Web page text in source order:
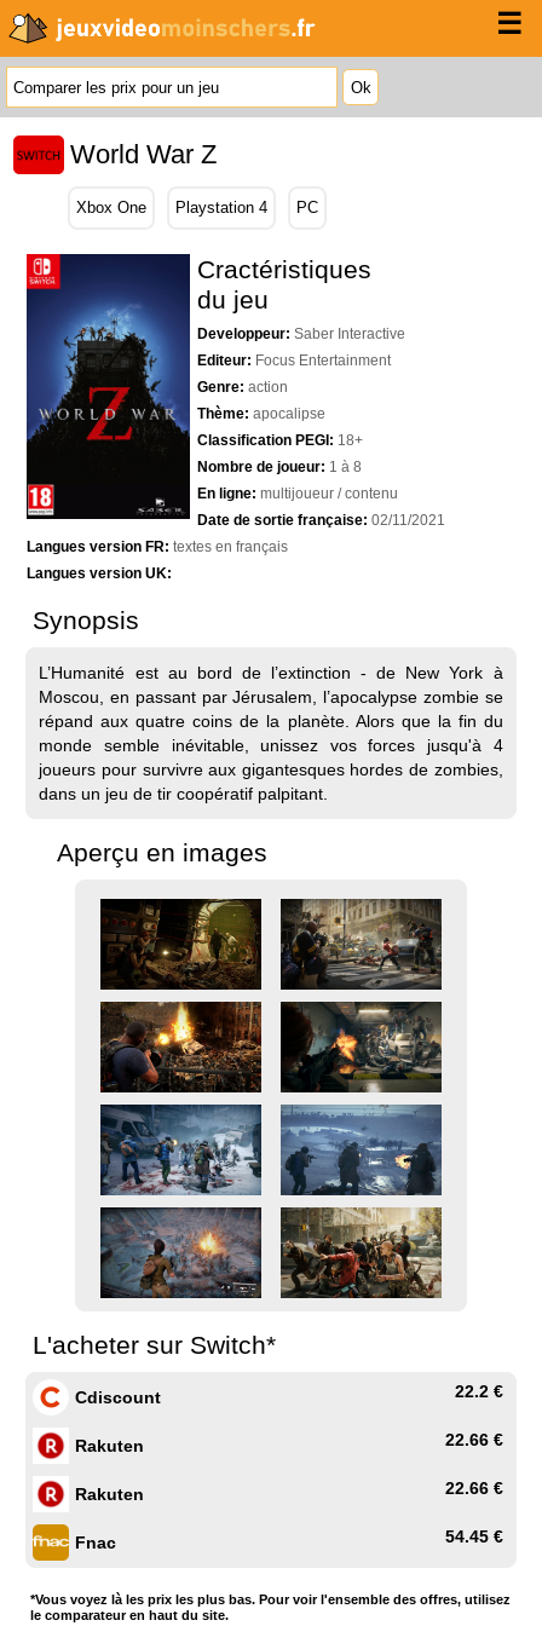
☰
World War Z
Xbox One Playstation 4 PC
Cractéristiques
du jeu
Developpeur: Saber Interactive
Editeur: Focus Entertainment
Genre: action
Thème: apocalipse
Classification PEGI: 18+
Nombre de joueur: 1 à 8
En ligne: multijoueur / contenu
Date de sortie française: 02/11/2021
Langues version FR: textes en français
Langues version UK:
Synopsis
L’Humanité est au bord de l’extinction - de New York à
Moscou, en passant par Jérusalem, l’apocalypse zombie se
répand aux quatre coins de la planète. Alors que la fin du
monde semble inévitable, unissez vos forces jusqu'à 4
joueurs pour survivre aux gigantesques hordes de zombies,
dans un jeu de tir coopératif palpitant.
Aperçu en images
L'acheter sur Switch*
Cdiscount 22.2 €
Rakuten 22.66 €
Rakuten 22.66 €
Fnac 54.45 €
*Vous voyez là les prix les plus bas. Pour voir l'ensemble des offres, utilisez
le comparateur en haut du site.